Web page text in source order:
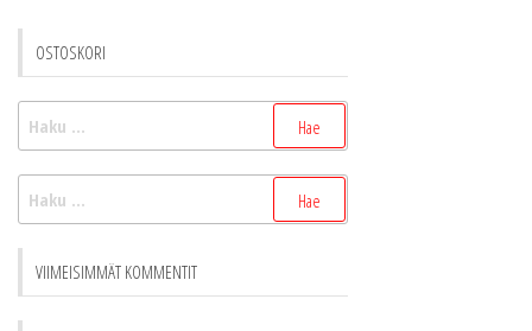
OSTOSKORI
Haku:
Haku:
VIIMEISIMMÄT KOMMENTIT